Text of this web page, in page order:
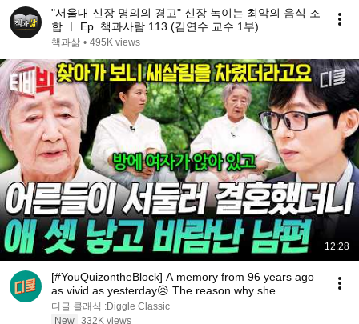
3. 일본 무테키사의 무적가위(5만원대)
3만원대로 공구 예정이며 세트 구매시 더욱 저렴해집니
다.
하며 잘라줘서 손이 다칠 위험이 적어보였어요
절삭력 역시 어마무시했는데 뼈째 자르는 생닭도 가장 쉽
게 잘렸어요‼️
다른 두 브랜드와 달리 분리되는것도 장점❤️
📍 무적가위는 26일~1/1 까지 3만원대로 공구 합니다. 채
널보기 링크 클릭하시면 구매 가능하세용
"서울대 신장 명의의 경고" 신장 녹이는 최악의 음식 조
합 ㅣ Ep. 책과사람 113 (김연수 교수 1부)
책과삶 • 495K views
12:28
[#YouQuizontheBlock] A memory from 96 years ago
as vivid as yesterday😥 The reason why she
changed...
디글 클래식 :Diggle Classic
New 332K views